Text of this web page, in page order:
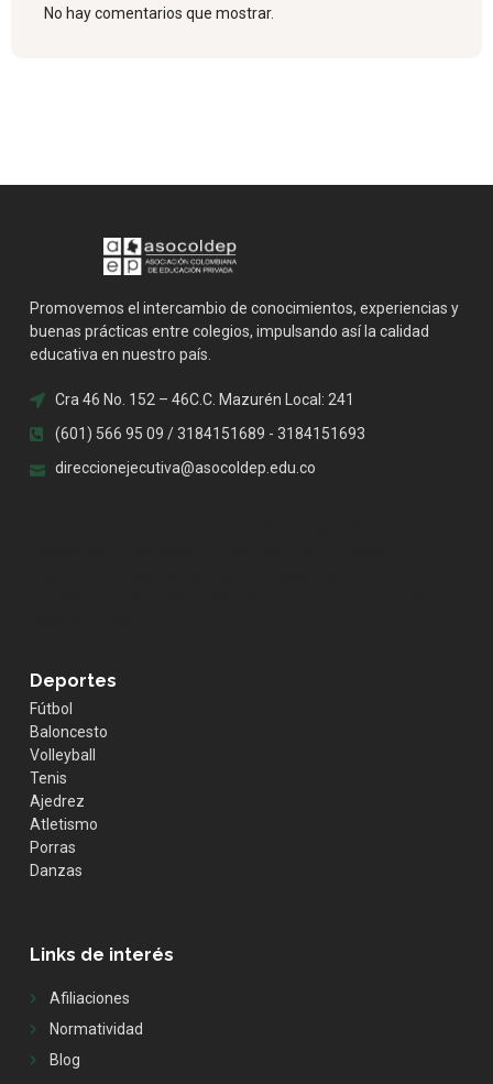
No hay comentarios que mostrar.
Promovemos el intercambio de conocimientos, experiencias y
buenas prácticas entre colegios, impulsando así la calidad
educativa en nuestro país.
Cra 46 No. 152 – 46C.C. Mazurén Local: 241
(601) 566 95 09 / 3184151689 - 3184151693
direccionejecutiva@asocoldep.edu.co
Deportes
Fútbol
Baloncesto
Volleyball
Tenis
Ajedrez
Atletismo
Porras
Danzas
Links de interés
Afiliaciones
Normatividad
Blog